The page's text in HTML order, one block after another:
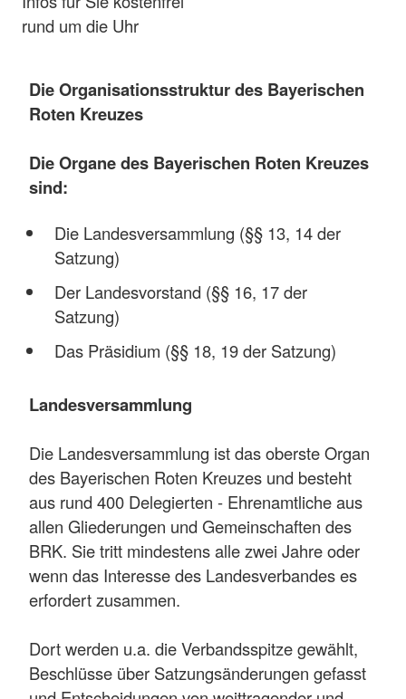
rund um die Uhr
Die Organisationsstruktur des Bayerischen
Roten Kreuzes
Die Organe des Bayerischen Roten Kreuzes
sind:
Die Landesversammlung (§§ 13, 14 der
Satzung)
Der Landesvorstand (§§ 16, 17 der
Satzung)
Das Präsidium (§§ 18, 19 der Satzung)
Landesversammlung
Die Landesversammlung ist das oberste Organ
des Bayerischen Roten Kreuzes und besteht
aus rund 400 Delegierten - Ehrenamtliche aus
allen Gliederungen und Gemeinschaften des
BRK. Sie tritt mindestens alle zwei Jahre oder
wenn das Interesse des Landesverbandes es
erfordert zusammen.
Dort werden u.a. die Verbandsspitze gewählt,
Beschlüsse über Satzungsänderungen gefasst